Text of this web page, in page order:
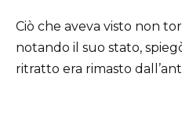
Ciò che aveva visto non
notando il suo stato,
ritratto era rimasto